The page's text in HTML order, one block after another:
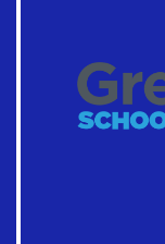
Врски
логоа